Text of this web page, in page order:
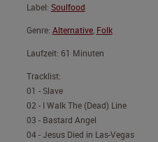
Label: Soulfood
Genre: Alternative, Folk
Laufzeit: 61 Minuten
Tracklist:
01 - Slave
02 - I Walk The (Dead) Line
03 - Bastard Angel
04 - Jesus Died in Las-Vegas